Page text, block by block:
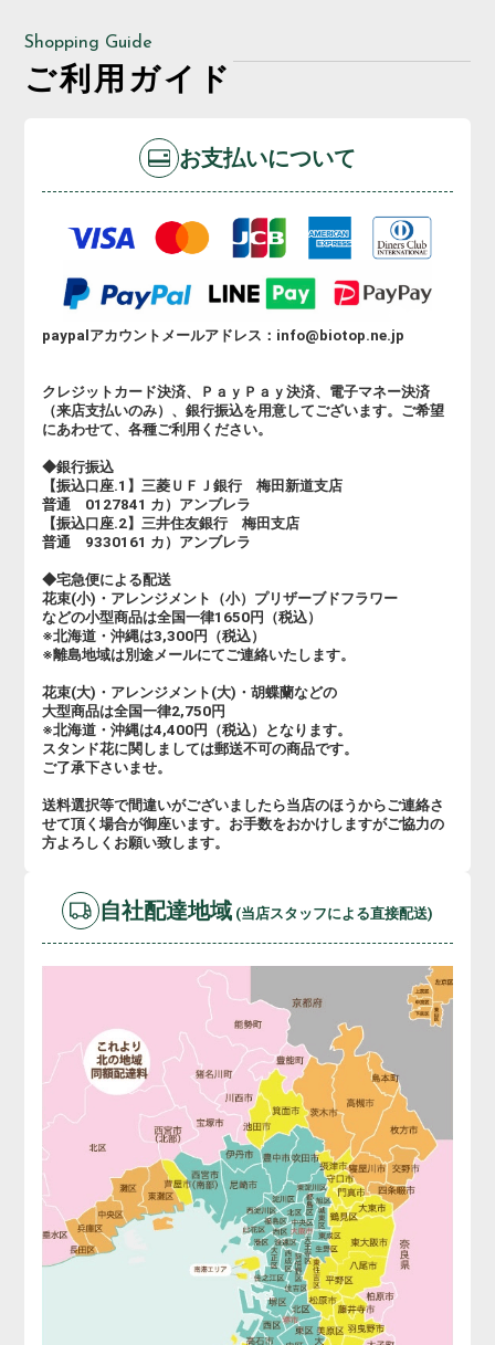
Shopping Guide
ご利用ガイド
お支払いについて
paypalアカウントメールアドレス：info@biotop.ne.jp
クレジットカード決済、ＰａｙＰａｙ決済、電子マネー決済
（来店支払いのみ）、銀行振込を用意してございます。ご希望
にあわせて、各種ご利用ください。
◆銀行振込
【振込口座.1】三菱ＵＦＪ銀行 梅田新道支店
普通 0127841 カ）アンブレラ
【振込口座.2】三井住友銀行 梅田支店
普通 9330161 カ）アンブレラ
◆宅急便による配送
花束(小)・アレンジメント（小）プリザーブドフラワー
などの小型商品は全国一律1650円（税込）
※北海道・沖縄は3,300円（税込）
※離島地域は別途メールにてご連絡いたします。
花束(大)・アレンジメント(大)・胡蝶蘭などの
大型商品は全国一律2,750円
※北海道・沖縄は4,400円（税込）となります。
スタンド花に関しましては郵送不可の商品です。
ご了承下さいませ。
送料選択等で間違いがございましたら当店のほうからご連絡さ
せて頂く場合が御座います。お手数をおかけしますがご協力の
方よろしくお願い致します。
自社配達地域 (当店スタッフによる直接配送)